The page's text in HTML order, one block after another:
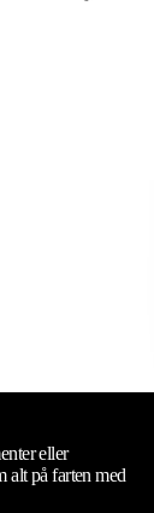
eller
alt på farten med